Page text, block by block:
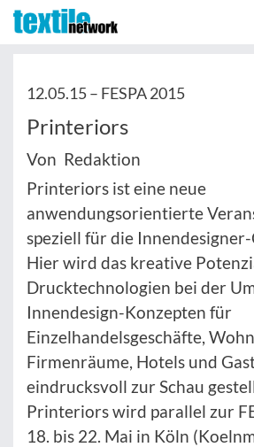
12.05.15 – FESPA 2015
Printeriors
Von Redaktion
Printeriors ist eine neue
anwendungsorientierte
speziell für die
Hier wird das kreative
Drucktechnologien bei der
Innendesign-Konzepten für
Einzelhandelsgeschäfte,
Firmenräume, Hotels und
eindrucksvoll zur Schau
Printeriors wird parallel zur
18. bis 22. Mai in Köln